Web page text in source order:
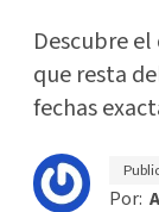
Descubre
que resta
fechas
Por: